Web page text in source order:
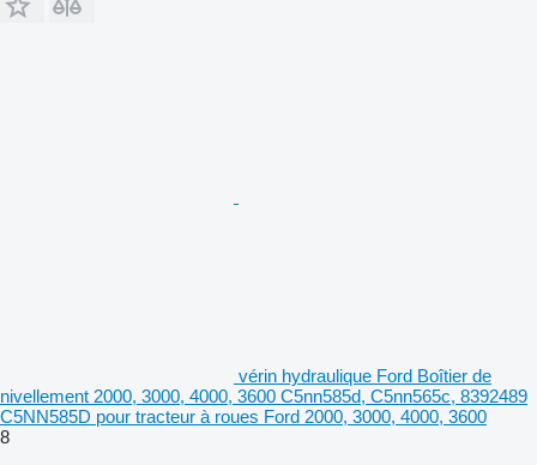
vérin hydraulique Ford Boîtier de
nivellement 2000, 3000, 4000, 3600 C5nn585d, C5nn565c, 8392489
C5NN585D pour tracteur à roues Ford 2000, 3000, 4000, 3600
8